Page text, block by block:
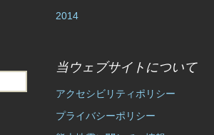
2014
当ウェブサイトについて
アクセシビリティポリシー
プライバシーポリシー